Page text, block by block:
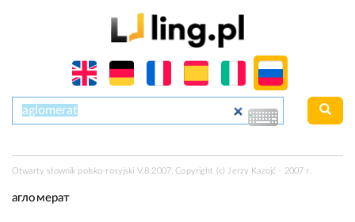
Otwarty słownik polsko-rosyjski V.8.2007, Copyright (c) Jerzy Kazojć - 2007 r.
агломерат